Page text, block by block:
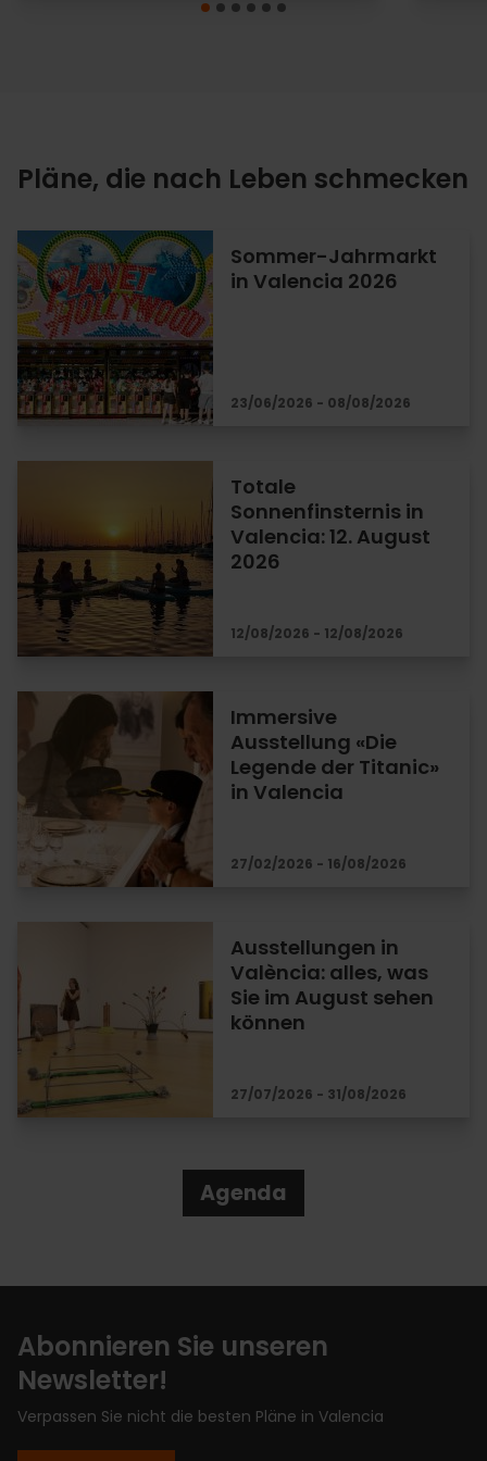
Pläne, die nach Leben schmecken
Sommer-Jahrmarkt
in Valencia 2026
23/06/2026 - 08/08/2026
Totale
Sonnenfinsternis in
Valencia: 12. August
2026
12/08/2026 - 12/08/2026
Immersive
Ausstellung «Die
Legende der Titanic»
in Valencia
27/02/2026 - 16/08/2026
Ausstellungen in
València: alles, was
Sie im August sehen
können
27/07/2026 - 31/08/2026
Agenda
Abonnieren Sie unseren
Newsletter!
Verpassen Sie nicht die besten Pläne in Valencia